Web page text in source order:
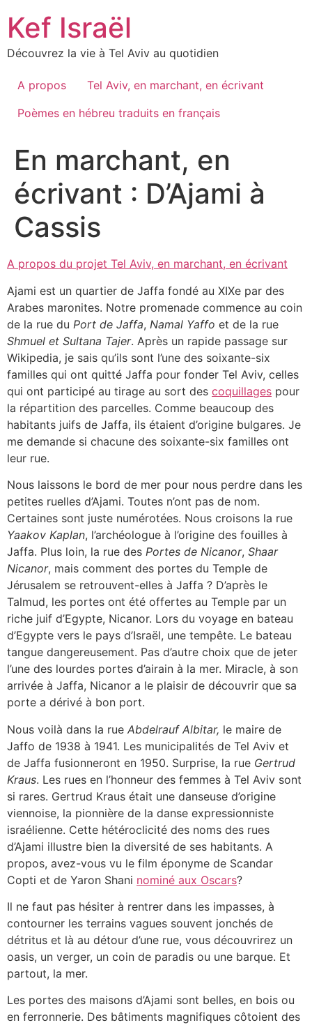
content
Kef Israël
Découvrez la vie à Tel Aviv au quotidien
A propos
Tel Aviv, en marchant, en écrivant
Poèmes en hébreu traduits en français
En marchant, en
écrivant : D’Ajami à
Cassis
A propos du projet Tel Aviv, en marchant, en écrivant
Ajami est un quartier de Jaffa fondé au XIXe par des
Arabes maronites. Notre promenade commence au coin
de la rue du Port de Jaffa, Namal Yaffo et de la rue
Shmuel et Sultana Tajer. Après un rapide passage sur
Wikipedia, je sais qu’ils sont l’une des soixante-six
familles qui ont quitté Jaffa pour fonder Tel Aviv, celles
qui ont participé au tirage au sort des coquillages pour
la répartition des parcelles. Comme beaucoup des
habitants juifs de Jaffa, ils étaient d’origine bulgares. Je
me demande si chacune des soixante-six familles ont
leur rue.
Nous laissons le bord de mer pour nous perdre dans les
petites ruelles d’Ajami. Toutes n’ont pas de nom.
Certaines sont juste numérotées. Nous croisons la rue
Yaakov Kaplan, l’archéologue à l’origine des fouilles à
Jaffa. Plus loin, la rue des Portes de Nicanor, Shaar
Nicanor, mais comment des portes du Temple de
Jérusalem se retrouvent-elles à Jaffa ? D’après le
Talmud, les portes ont été offertes au Temple par un
riche juif d’Egypte, Nicanor. Lors du voyage en bateau
d’Egypte vers le pays d’Israël, une tempête. Le bateau
tangue dangereusement. Pas d’autre choix que de jeter
l’une des lourdes portes d’airain à la mer. Miracle, à son
arrivée à Jaffa, Nicanor a le plaisir de découvrir que sa
porte a dérivé à bon port.
Nous voilà dans la rue Abdelrauf Albitar, le maire de
Jaffo de 1938 à 1941. Les municipalités de Tel Aviv et
de Jaffa fusionneront en 1950. Surprise, la rue Gertrud
Kraus. Les rues en l’honneur des femmes à Tel Aviv sont
si rares. Gertrud Kraus était une danseuse d’origine
viennoise, la pionnière de la danse expressionniste
israélienne. Cette hétéroclicité des noms des rues
d’Ajami illustre bien la diversité de ses habitants. A
propos, avez-vous vu le film éponyme de Scandar
Copti et de Yaron Shani nominé aux Oscars?
Il ne faut pas hésiter à rentrer dans les impasses, à
contourner les terrains vagues souvent jonchés de
détritus et là au détour d’une rue, vous découvrirez un
oasis, un verger, un coin de paradis ou une barque. Et
partout, la mer.
Les portes des maisons d’Ajami sont belles, en bois ou
en ferronnerie. Des bâtiments magnifiques côtoient des